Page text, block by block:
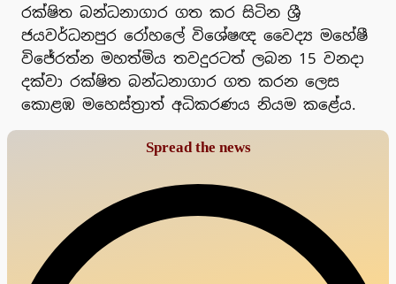
රක්ෂිත බන්ධනාගාර ගත කර සිටින ශ්‍රී
ජයවර්ධනපුර රෝහලේ විශේෂඥ වෛද්‍ය මහේෂී
විජේරත්න මහත්මිය තවදුරටත් ලබන 15 වනදා
දක්වා රක්ෂිත බන්ධනාගාර ගත කරන ලෙස
කොළඹ මහෙස්ත්‍රාත් අධිකරණය නියම කළේය.
Spread the news